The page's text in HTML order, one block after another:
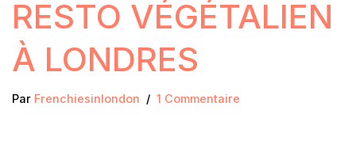
RESTO VÉGÉTALIEN
À LONDRES
Par Frenchiesinlondon 1 Commentaire